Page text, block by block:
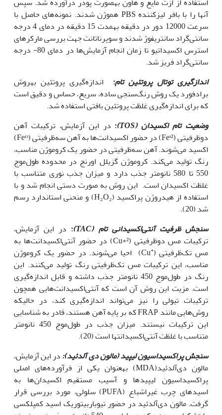
آن‫ها را با بافر لیزکننده PBS هموژن شدند. نمونه‌های حاصل با
سرعت 12000 دور در دقیقه به‫مدت 15 دقیقه در دمای 4 درجه
سانتی‌گراد سانتریفوژ شدند و سوپرناتانت جهت بررسی مارکر‫های
استرس اکسیداتیو تا زمان انجام آزمایش‌ها در دمای 80- درجه
سانتی‌گراد فریز شد.
اندازگیری توتال پروتئین تام: اندازه‌گیری پروتئین به‫روش
برادفورد یک روش رنگ‌سنجی ساده، سریع، حساس و دقیق است
که برای اندازه‌گیری غلظت پروتئین بافتی استفاده شد.
وضعیت تام اکسیدان (TOS
)
: در این آزمایش، ترکیبات آهن
دوظرفیتی (Feᶧ²) در حضور اکسیدانت‌ها به آهن سه‌ظرفیتی (Feᶧᶟ)
اکسید می‌شوند. آهن سه‌ظرفیتی در حضور یک کروموژن مناسب،
رنگ تولید می‌کند. کروموژن گزیلل اورنج در محدوده طول‌موج
550 تا 580 نانومتر جذب دارد و میزان جذب نوری متناسب با
غلظت اکسیدان است. این روش به صورت دستی انجام شد و با
استفاده از هیدروژن پراکسید (H₂O₂) و منحنی استاندارد رسم
شد (20).
سنجش ظرفیت آنتی‌اکسیدانی تام (TAC
)
: در این آزمایش،
ترکیبات مس دوظرفیتی (Cu+²) در حضور آنتی‌اکسیدانت‌ها به
مس تک‌ظرفیتی (+
Cu) احیا می‌شوند. در حضور یک کروموژن
مناسب، این ترکیبات مس تک‌ظرفیتی رنگ تولید می‌کنند. این
رنگ در طول‌موج 450 نانومتر جذب داشته و قابل اندازه‌گیری
است. مزیت این روش آن است که آنتی‌اکسیدانت‌هایی همچون
ترکیبات تیولی را نیز می‌تواند اندازه‌گیری کند، در حالی‫که
روش‌هایی مانند FRAP که بر پایه آهن هستند، قادر به شناسایی
این ترکیبات نیستند. میزان جذب در طول‌موج 450 نانومتر
متناسب با غلظت آنتی‌اکسیدانت‫ها است (20).
سنجش پراکسیداسیون لیپید (مالون دی آلدئید):در این آزمایش،
مالون دی‌آلدئید(MDA) به‫عنوان یکی از فرآورده‌های اصلی
پراکسیداسیون لیپیدها و آسیب مستقیم اکسیدان‌ها به
اسیدهای چرب غیراشباع (PUFA) سلولی، مورد بررسی قرار
گرفت. مالون دی‌آلدئید در حضور تیوباربیتوریک اسید کمپلکسی